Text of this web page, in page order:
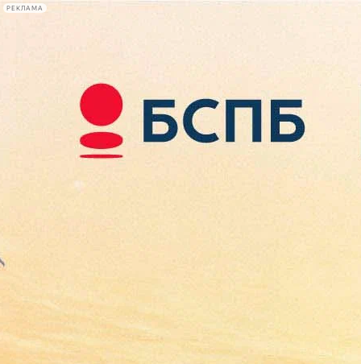
РЕКЛАМА
Сегодня:
2026.08.09
13:56
Афиша Plus